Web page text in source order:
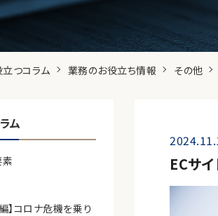
つコラム 業務のお役立ち情報 その他
ECサ
ム
】コロナ危機を乗り